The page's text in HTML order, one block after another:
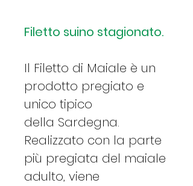
Filetto suino stagionato.
Il Filetto di Maiale è un
prodotto pregiato e
unico tipico
della Sardegna.
Realizzato con la parte
più pregiata del maiale
adulto, viene